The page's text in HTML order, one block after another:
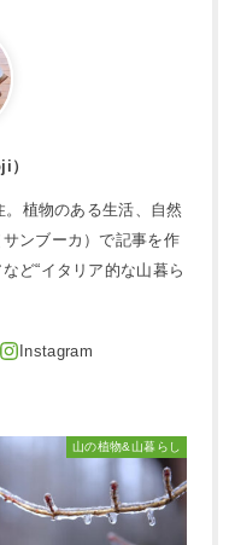
）
植物のある生活、自然
ンブーカ）で記事を作
ど“イタリア的な山暮ら
山の植物&山暮らし